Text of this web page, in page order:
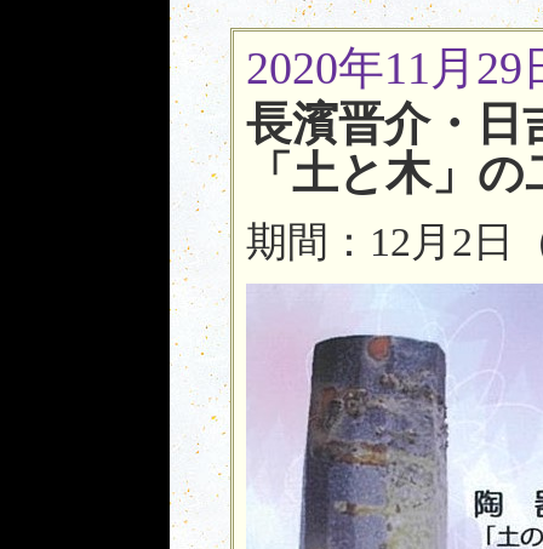
2020年11月29
長濱晋介・
「土と木」
期間：12月2日